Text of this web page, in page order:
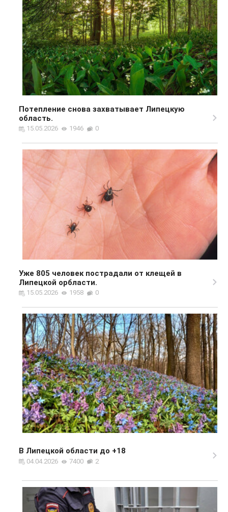
Потепление снова захватывает Липецкую
область.
15.05.2026 1946 0
Уже 805 человек пострадали от клещей в
Липецкой орбласти.
15.05.2026 1958 0
В Липецкой области до +18
04.04.2026 7400 2